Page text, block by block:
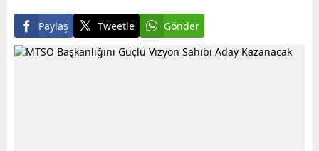
Paylaş Tweetle Gönder